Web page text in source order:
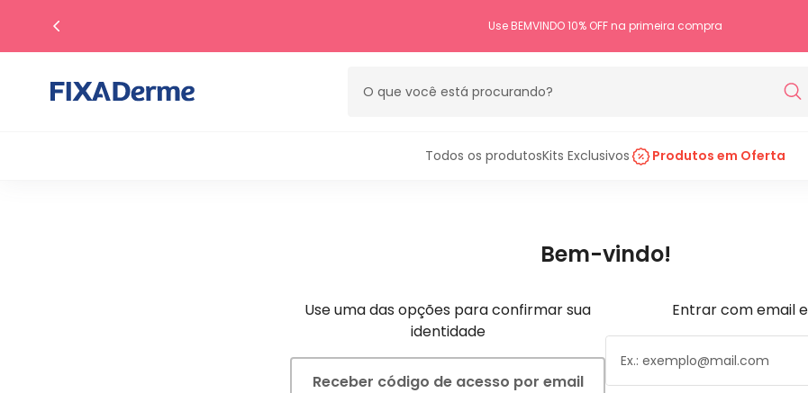
Use BEMVINDO 10% OFF na primeira compra
Todos os produtosKits Exclusivos Produtos em Oferta
Bem-vindo!
Use uma das opções para confirmar sua
identidade
Receber código de acesso por email
Entrar com email